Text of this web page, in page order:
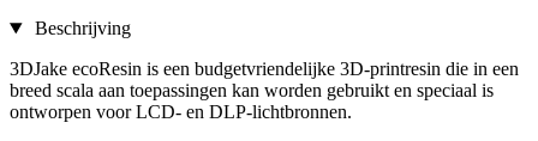
Beschrijving
3DJake ecoResin is een budgetvriendelijke 3D-printresin die in een
breed scala aan toepassingen kan worden gebruikt en speciaal is
ontworpen voor LCD- en DLP-lichtbronnen.